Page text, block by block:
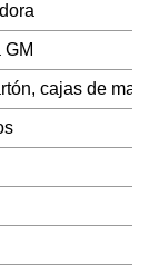
GM
cajas de